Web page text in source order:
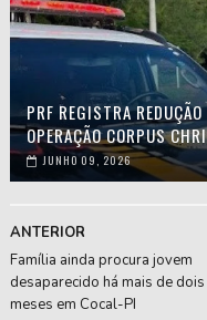
PRF REGISTRA
OPERAÇÃO CORPUS
JUNHO 09, 2026
ANTERIOR
Família ainda procura jovem
desaparecido há mais de dois
meses em Cocal-PI